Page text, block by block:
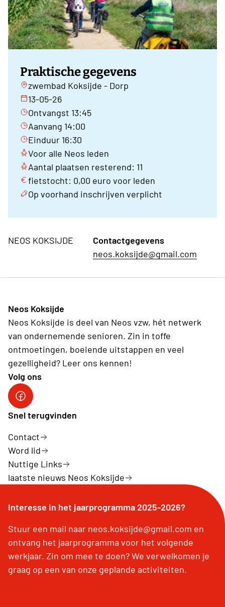
Praktische gegevens
zwembad Koksijde - Dorp
13-05-26
Ontvangst 13:45
Aanvang 14:00
Einduur 16:30
Voor alle Neos leden
Aantal plaatsen resterend: 11
fietstocht: 0,00 euro voor leden
Op voorhand inschrijven verplicht
NEOS KOKSIJDE
Contactgegevens
neos.koksijde@gmail.com
Neos Koksijde
Neos Koksijde is deel van Neos vzw, hét netwerk
van ondernemende senioren. Zin in toffe
ontmoetingen, boeiende uitstappen en veel
gezelligheid? Leer ons kennen!
Volg ons
facebook koksijde
Snel terugvinden
Contact
Word lid
Nuttige Links
laatste nieuws Neos Koksijde
Interesse in het jaarprogramma 2025-2026?
Stuur een mail naar neos.koksijde@gmail.com en
ontvang het jaarprogramma voor het volgende
werkjaar. Zin om mee te doen? We verwelkomen je
graag op een van onze geplande activiteiten.